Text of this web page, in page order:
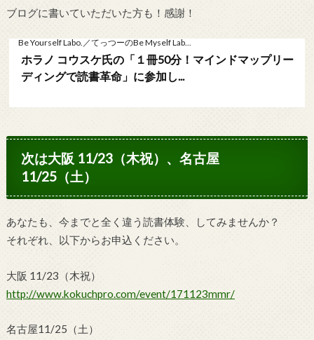
ブログに書いていただいた方も！感謝！
Be Yourself Labo.／てっつーのBe Myself Lab...
ホラノ コウスケ氏の「１冊50分！マインドマップリー
ディングで読書革命」に参加し...
次は大阪 11/23（木祝）、名古屋
11/25（土）
あなたも、今までと全く違う読書体験、してみませんか？
それぞれ、以下からお申込ください。
大阪 11/23（木祝）
http://www.kokuchpro.com/event/171123mmr/
名古屋11/25（土）